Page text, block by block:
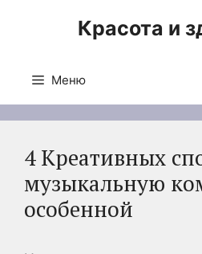
Красота и
Меню
4 Креативных
музыкальную
особенной